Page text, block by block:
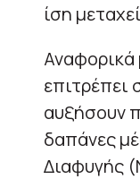
ίση
Αναφορικά
επιτρέπει
αυξήσουν
δαπάνες
Διαφυγής